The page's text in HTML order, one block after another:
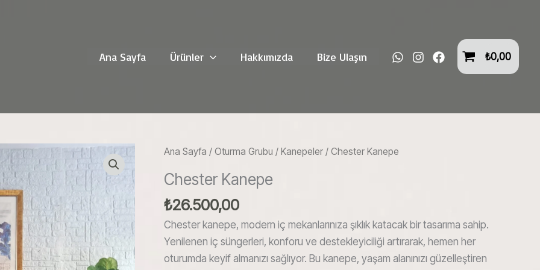
Ana Sayfa Ürünler Hakkımızda Bize Ulaşın ₺0,00
Ana Sayfa /Oturma Grubu /Kanepeler / Chester Kanepe
Chester Kanepe
₺26.500,00
Chester kanepe, modern iç mekanlarınıza şıklık katacak bir tasarıma sahip.
Yenilenen iç süngerleri, konforu ve destekleyiciliği artırarak, hemen her
oturumda keyif almanızı sağlıyor. Bu kanepe, yaşam alanınızı güzelleştiren